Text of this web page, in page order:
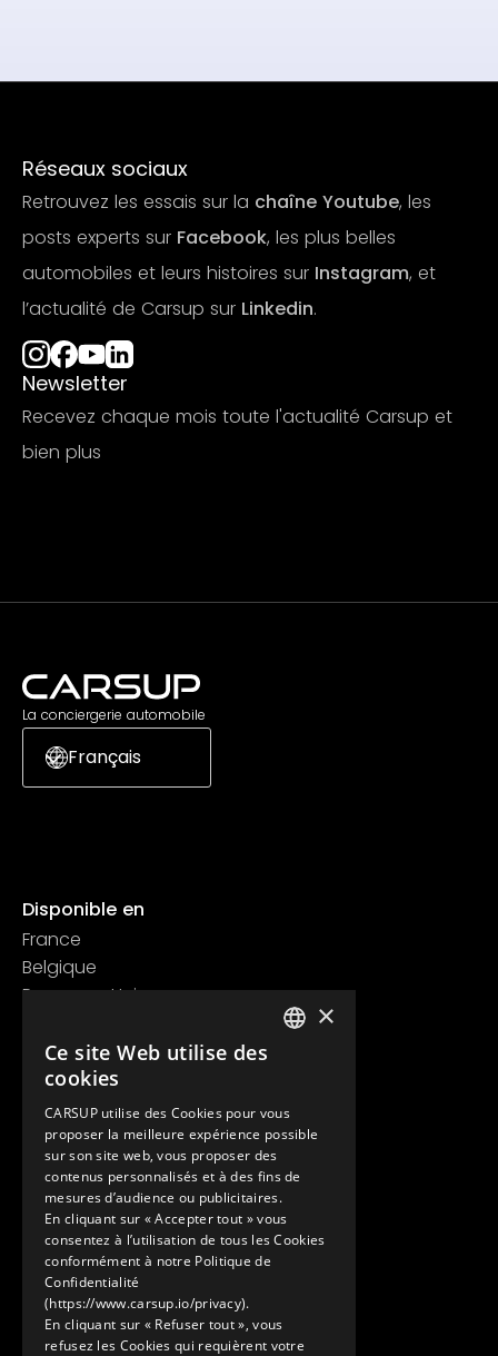
Réseaux sociaux
Retrouvez les essais sur la chaîne Youtube, les
posts experts sur Facebook, les plus belles
automobiles et leurs histoires sur Instagram, et
l’actualité de Carsup sur Linkedin.
Newsletter
Recevez chaque mois toute l'actualité Carsup et
bien plus
La conciergerie automobile
Français
Disponible en
France
Belgique
Royaume Uni
Contact
+33 1 89 47 00 43
contact@carsup.io
Page contact
Découvrir
Nos Conciergeries
Nos services
Le Showroom
L'univers Carsup
Le carnet de route
×
Ce site Web utilise des
cookies
CARSUP utilise des Cookies pour vous
proposer la meilleure expérience possible
sur son site web, vous proposer des
contenus personnalisés et à des fins de
mesures d’audience ou publicitaires.
En cliquant sur « Accepter tout » vous
consentez à l’utilisation de tous les Cookies
conformément à notre Politique de
Confidentialité
(https://www.carsup.io/privacy).
En cliquant sur « Refuser tout », vous
refusez les Cookies qui requièrent votre